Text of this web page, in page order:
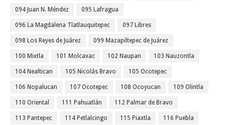
094 Juan N. Méndez 095 Lafragua
096 La Magdalena Tlatlauquitepec 097 Libres
098 Los Reyes de Juárez 099 Mazapiltepec de Juárez
100 Mixtla 101 Molcaxac 102 Naupan 103 Nauzontla
104 Nealtican 105 Nicolás Bravo 105 Ocotepec
106 Nopalucan 107 Ocotepec 108 Ocoyucan 109 Olintla
110 Oriental 111 Pahuatlán 112 Palmar de Bravo
113 Pantepec 114 Petlalcingo 115 Piaxtla 116 Puebla